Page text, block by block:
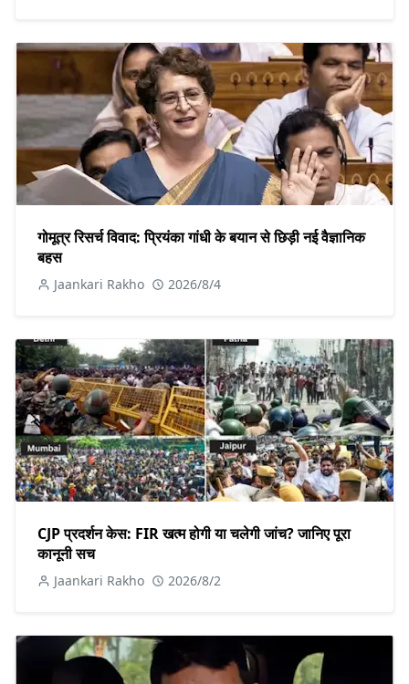
गोमूत्र रिसर्च विवाद: प्रियंका गांधी के बयान से छिड़ी नई वैज्ञानिक
बहस
Jaankari Rakho 2026/8/4
CJP प्रदर्शन केस: FIR खत्म होगी या चलेगी जांच? जानिए पूरा
कानूनी सच
Jaankari Rakho 2026/8/2